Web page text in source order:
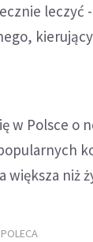
leczyć
w Polsce
większa niż